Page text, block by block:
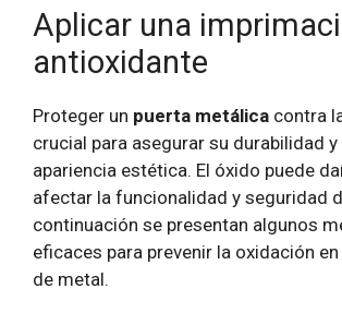
Aplicar una
antioxidante
Proteger un puerta metálica contra
crucial para asegurar su durabilidad
apariencia estética. El óxido puede
afectar la funcionalidad y seguridad
continuación se presentan algunos
eficaces para prevenir la oxidación
de metal.